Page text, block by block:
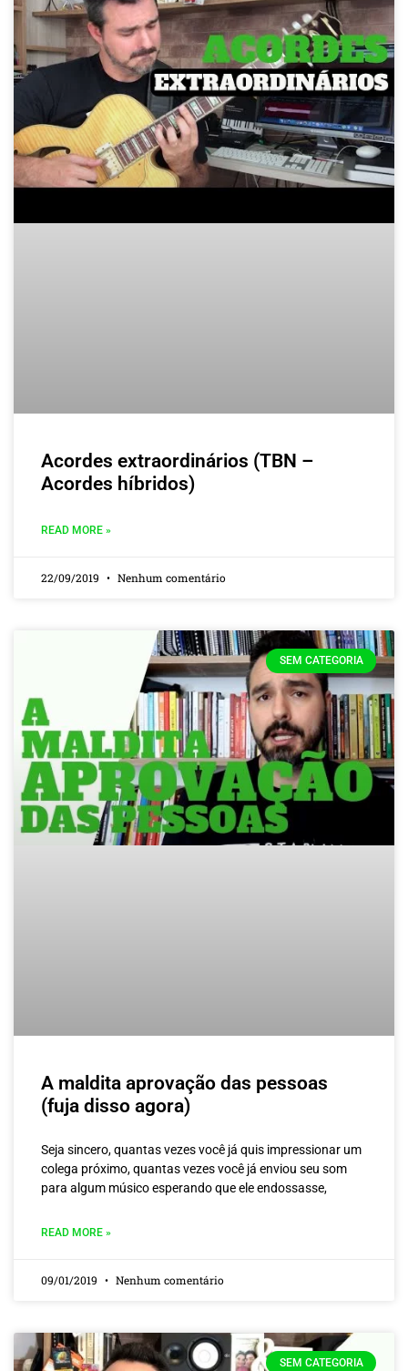
Acordes extraordinários (TBN –
Acordes híbridos)
READ MORE »
22/09/2019 Nenhum comentário
SEM CATEGORIA
A maldita aprovação das pessoas
(fuja disso agora)
Seja sincero, quantas vezes você já quis impressionar um
colega próximo, quantas vezes você já enviou seu som
para algum músico esperando que ele endossasse,
READ MORE »
09/01/2019 Nenhum comentário
SEM CATEGORIA